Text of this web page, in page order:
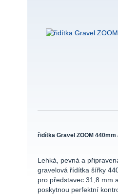
řidítka Gravel ZOOM 440mm
Lehká, pevná a
gravelová řídítka šířky
pro představec 31,8 mm
poskytnou perfektní